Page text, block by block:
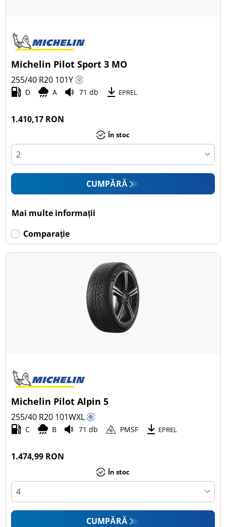
Michelin Pilot Sport 3 MO
255/40 R20 101Y
D A 71 db EPREL
1.410,17 RON
În stoc
CUMPĂRĂ
Mai multe informații
Comparaţie
Michelin Pilot Alpin 5
255/40 R20 101WXL
C B 71 db PMSF EPREL
1.474,99 RON
În stoc
CUMPĂRĂ